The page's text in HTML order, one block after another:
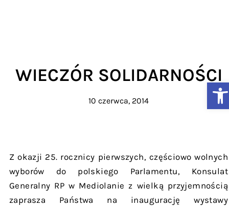
WIECZÓR SOLIDARNOŚCI
10 czerwca, 2014
Z okazji 25. rocznicy pierwszych, częściowo wolnych
wyborów do polskiego Parlamentu, Konsulat
Generalny RP w Mediolanie z wielką przyjemnością
zaprasza Państwa na inaugurację wystawy